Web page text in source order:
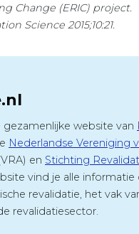
Change (ERIC) project.
Science 2015;10:21.
gezamenlijke website van
Nederlandse Vereniging
en Stichting
vind je alle informatie
revalidatie, het vak
revalidatiesector.